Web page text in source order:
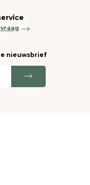
nieuwsbrief